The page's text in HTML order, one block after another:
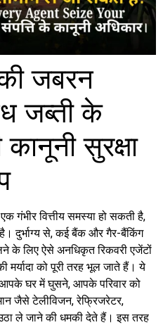
जबरन
जब्ती के
सुरक्षा
गंभीर वित्तीय समस्या हो सकती है,
दुर्भाग्य से, कई बैंक और गैर-बैंकिंग
के लिए ऐसे अनधिकृत रिकवरी एजेंटों
को पूरी तरह भूल जाते हैं। ये
घर में घुसने, आपके परिवार को
जैसे टेलीविजन, रेफ्रिजरेटर,
ले जाने की धमकी देते हैं। इस तरह